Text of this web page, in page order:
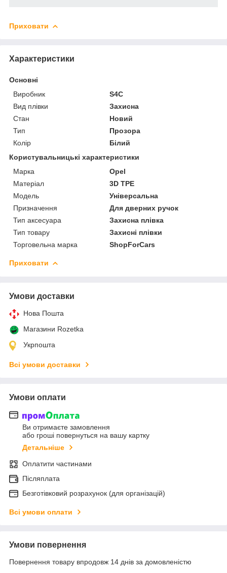
Приховати
Характеристики
Основні
Виробник
S4C
Вид плівки
Захисна
Стан
Новий
Тип
Прозора
Колір
Білий
Користувальницькі характеристики
Марка
Opel
Матеріал
3D TPE
Мoдель
Універсальна
Призначення
Для дверних ручок
Тип аксесуара
Захисна плівка
Тип товару
Захисні плівки
Торговельна марка
ShopForCars
Приховати
Умови доставки
Нова Пошта
Магазини Rozetka
Укрпошта
Всі умови доставки
Умови оплати
Ви отримаєте замовлення
або гроші повернуться на вашу картку
Детальніше
Оплатити частинами
Післяплата
Безготівковий розрахунок (для організацій)
Всі умови оплати
Умови повернення
Повернення товару впродовж 14 днів за домовленістю